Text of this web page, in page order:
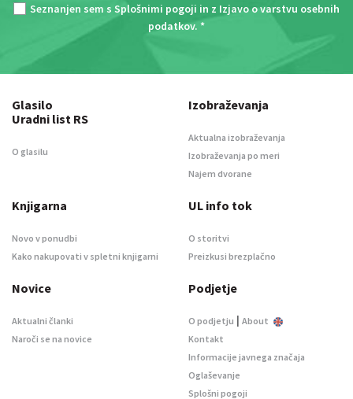
Seznanjen sem s Splošnimi pogoji in z Izjavo o varstvu osebnih
podatkov. *
Glasilo
Uradni list RS
O glasilu
Izobraževanja
Aktualna izobraževanja
Izobraževanja po meri
Najem dvorane
Knjigarna
Novo v ponudbi
Kako nakupovati v spletni knjigarni
UL info tok
O storitvi
Preizkusi brezplačno
Novice
Aktualni članki
Naroči se na novice
Podjetje
O podjetju | About
Kontakt
Informacije javnega značaja
Oglaševanje
Splošni pogoji